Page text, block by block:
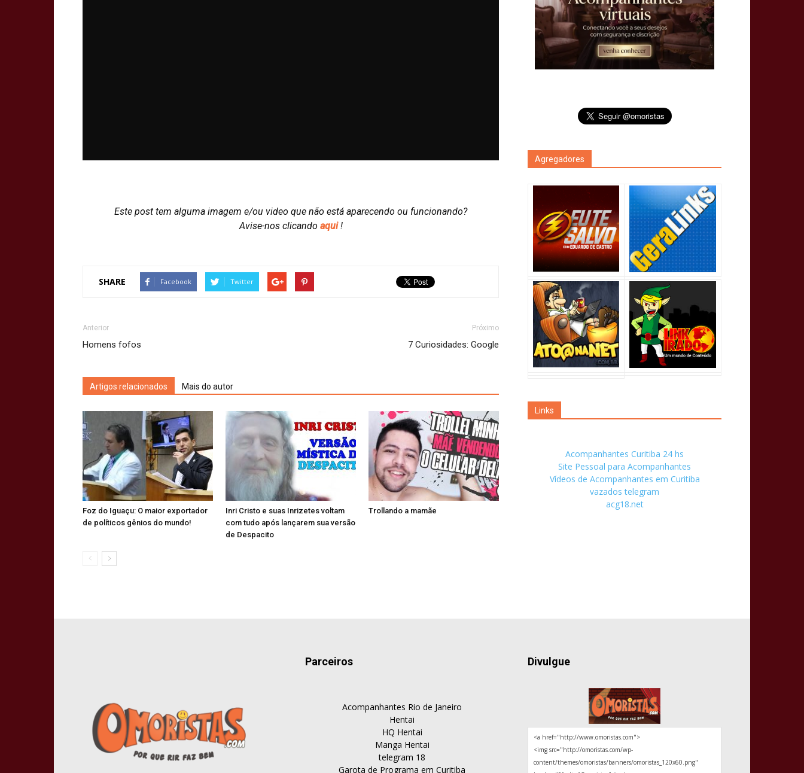
Este post tem alguma imagem e/ou video que não está aparecendo ou funcionando?
Avise-nos clicando aqui !
SHARE Facebook Twitter
Anterior
Homens fofos
Próximo
7 Curiosidades: Google
Artigos relacionados Mais do autor
Foz do Iguaçu: O maior exportador
de políticos gênios do mundo!
Inri Cristo e suas Inrizetes voltam
com tudo após lançarem sua versão
de Despacito
Trollando a mamãe
Agregadores
Links
Acompanhantes Curitiba 24 hs
Site Pessoal para Acompanhantes
Vídeos de Acompanhantes em Curitiba
vazados telegram
acg18.net
Parceiros
Acompanhantes Rio de Janeiro
Hentai
HQ Hentai
Manga Hentai
telegram 18
Garota de Programa em Curitiba
Divulgue